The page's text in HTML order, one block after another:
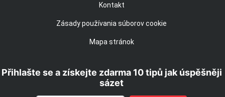
Kontakt
Zásady používania súborov cookie
Mapa stránok
Přihlašte se a získejte zdarma 10 tipů jak úspěšněji
sázet